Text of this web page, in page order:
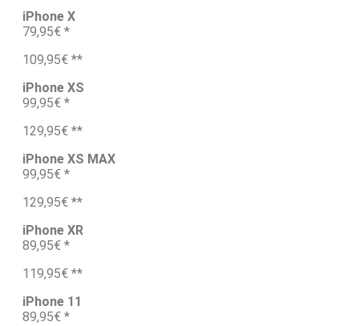
iPhone X
79,95€ *
109,95€ **
iPhone XS
99,95€ *
129,95€ **
iPhone XS MAX
99,95€ *
129,95€ **
iPhone XR
89,95€ *
119,95€ **
iPhone 11
89,95€ *